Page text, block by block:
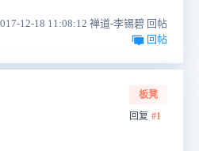
12-18 11:08:12 禅道-李锡碧 回帖
回帖
板凳
回复 #1